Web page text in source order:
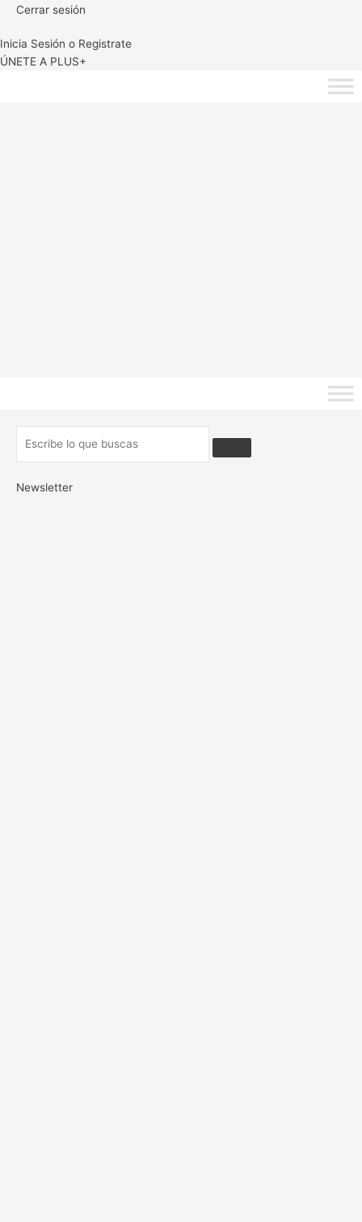
Cerrar sesión
Inicia Sesión o Registrate
ÚNETE A PLUS+
Newsletter